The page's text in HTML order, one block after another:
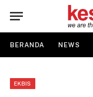
BERANDA NEWS
EKBIS